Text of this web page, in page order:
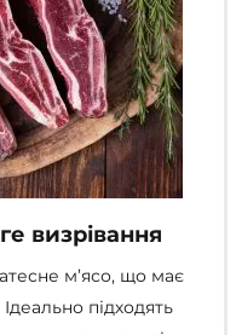
визрівання
м’ясо, що має
підходять